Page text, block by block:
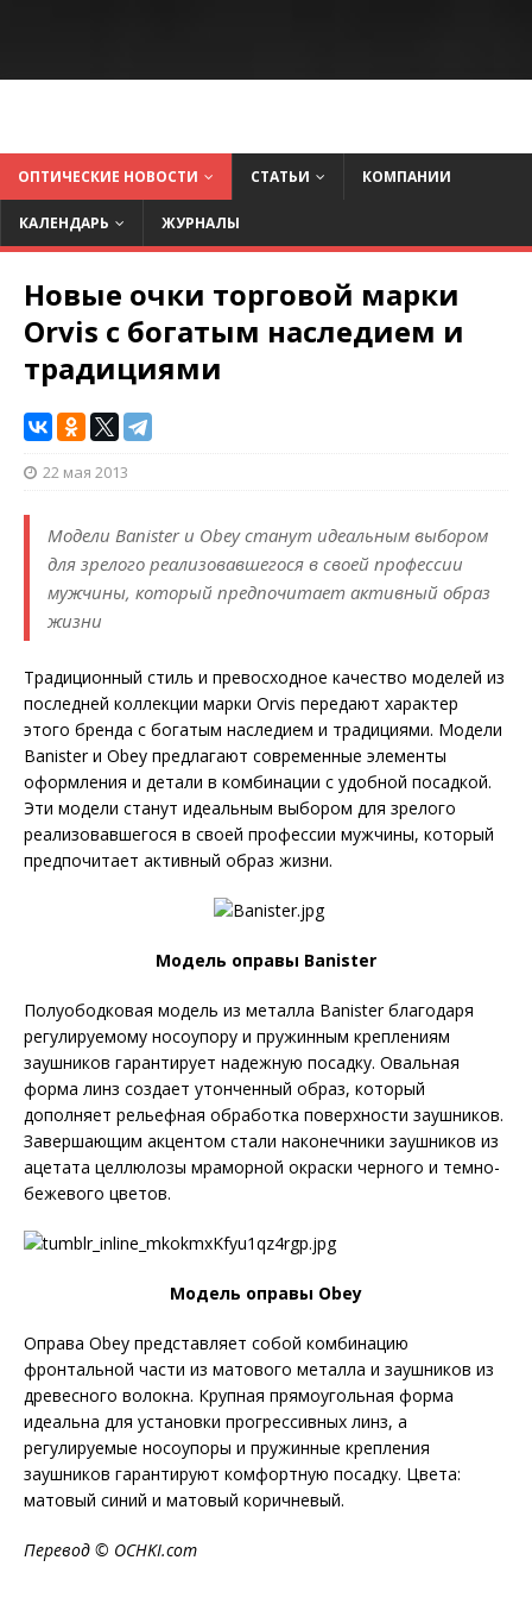
ОПТИЧЕСКИЕ НОВОСТИ СТАТЬИ КОМПАНИИ
КАЛЕНДАРЬ ЖУРНАЛЫ
Новые очки торговой марки
Orvis с богатым наследием и
традициями
22 мая 2013
Модели Banister и Obey станут идеальным выбором
для зрелого реализовавшегося в своей профессии
мужчины, который предпочитает активный образ
жизни
Традиционный стиль и превосходное качество моделей из
последней коллекции марки Orvis передают характер
этого бренда с богатым наследием и традициями. Модели
Banister и Obey предлагают современные элементы
оформления и детали в комбинации с удобной посадкой.
Эти модели станут идеальным выбором для зрелого
реализовавшегося в своей профессии мужчины, который
предпочитает активный образ жизни.
Модель оправы Banister
Полуободковая модель из металла Banister благодаря
регулируемому носоупору и пружинным креплениям
заушников гарантирует надежную посадку. Овальная
форма линз создает утонченный образ, который
дополняет рельефная обработка поверхности заушников.
Завершающим акцентом стали наконечники заушников из
ацетата целлюлозы мраморной окраски черного и темно-
бежевого цветов.
Модель оправы Obey
Оправа Obey представляет собой комбинацию
фронтальной части из матового металла и заушников из
древесного волокна. Крупная прямоугольная форма
идеальна для установки прогрессивных линз, а
регулируемые носоупоры и пружинные крепления
заушников гарантируют комфортную посадку. Цвета:
матовый синий и матовый коричневый.
Перевод © OCHKI.com